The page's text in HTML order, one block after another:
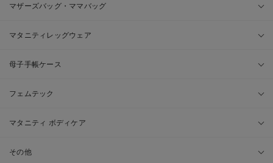
マザーズバッグ・ママバッグ
マタニティレッグウェア
母子手帳ケース
フェムテック
マタニティ ボディケア
その他